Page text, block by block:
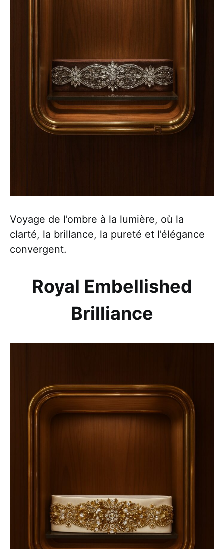
Voyage de l’ombre à la lumière, où la
clarté, la brillance, la pureté et l’élégance
convergent.
Royal Embellished
Brilliance